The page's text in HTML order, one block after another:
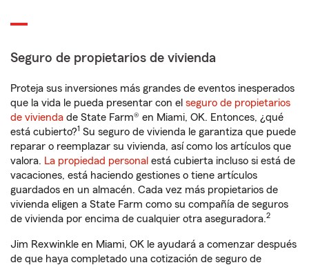
Seguro de propietarios de vivienda
Proteja sus inversiones más grandes de eventos inesperados
que la vida le pueda presentar con el seguro de propietarios
de vivienda de State Farm® en Miami, OK. Entonces, ¿qué
está cubierto?1 Su seguro de vivienda le garantiza que puede
reparar o reemplazar su vivienda, así como los artículos que
valora. La propiedad personal está cubierta incluso si está de
vacaciones, está haciendo gestiones o tiene artículos
guardados en un almacén. Cada vez más propietarios de
vivienda eligen a State Farm como su compañía de seguros
de vivienda por encima de cualquier otra aseguradora.2
Jim Rexwinkle en Miami, OK le ayudará a comenzar después
de que haya completado una cotización de seguro de